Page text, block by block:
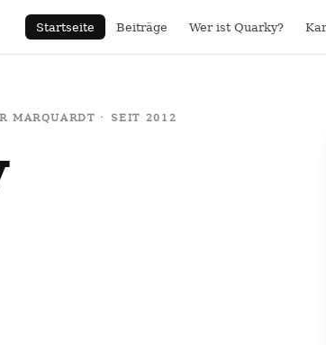
Startseite Beiträge Wer ist Quarky?
MARQUARDT · SEIT 2012